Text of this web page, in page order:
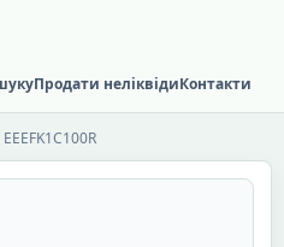
Продати неліквідиКонтакти